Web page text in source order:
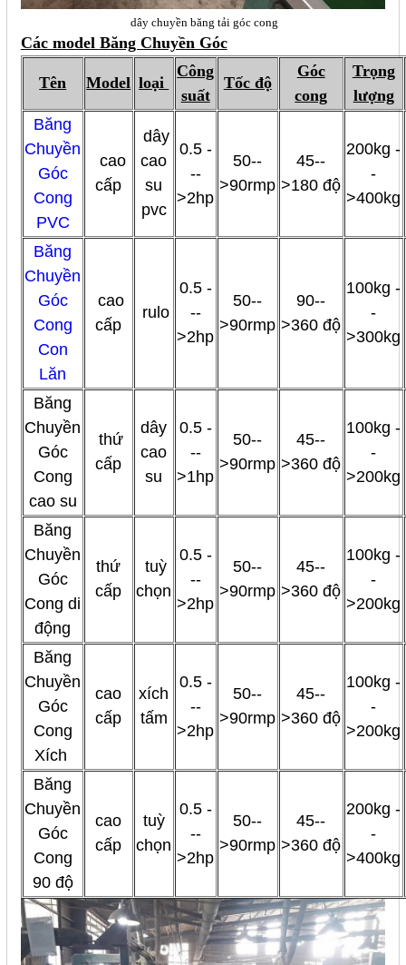
dây chuyền băng tải góc cong
Các model Băng Chuyền Góc
Tên Model loại
Công
suất
Tốc độ
Góc
cong
Trọng
lượng
Băng
Chuyền
Góc
Cong
PVC
cao
cấp
dây
cao
su
pvc
0.5 -
--
>2hp
50--
>90rmp
45--
>180 độ
200kg -
-
>400kg
Băng
Chuyền
Góc
Cong
Con
Lăn
cao
cấp
rulo
0.5 -
--
>2hp
50--
>90rmp
90--
>360 độ
100kg -
-
>300kg
Băng
Chuyền
Góc
Cong
cao su
thứ
cấp
dây
cao
su
0.5 -
--
>1hp
50--
>90rmp
45--
>360 độ
100kg -
-
>200kg
Băng
Chuyền
Góc
Cong di
động
thứ
cấp
tuỳ
chọn
0.5 -
--
>2hp
50--
>90rmp
45--
>360 độ
100kg -
-
>200kg
Băng
Chuyền
Góc
Cong
Xích
cao
cấp
xích
tấm
0.5 -
--
>2hp
50--
>90rmp
45--
>360 độ
100kg -
-
>200kg
Băng
Chuyền
Góc
Cong
90 độ
cao
cấp
tuỳ
chọn
0.5 -
--
>2hp
50--
>90rmp
45--
>360 độ
200kg -
-
>400kg